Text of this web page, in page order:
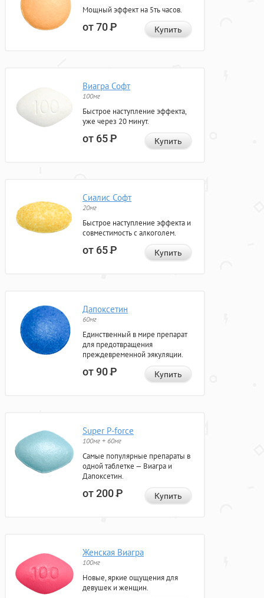
Мощный эффект на 5ть часов.
от 70Р Купить
Виагра Софт
100мг
Быстрое наступление эффекта,
уже через 20 минут.
от 65Р Купить
Сиалис Софт
20мг
Быстрое наступление эффекта и
совместимость с алкоголем.
от 65Р Купить
Дапоксетин
60мг
Единственный в мире препарат
для предотвращения
преждевременной эякуляции.
от 90Р Купить
Super P-force
100мг + 60мг
Самые популярные препараты в
одной таблетке — Виагра и
Дапоксетин.
от 200Р Купить
Женская Виагра
100мг
Новые, яркие ощущения для
девушек и женщин.